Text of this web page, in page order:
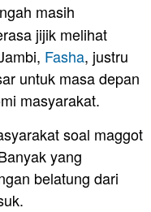
masih
jijik melihat
Fasha, justru
untuk masa depan
masyarakat.
soal maggot
yang
belatung dari